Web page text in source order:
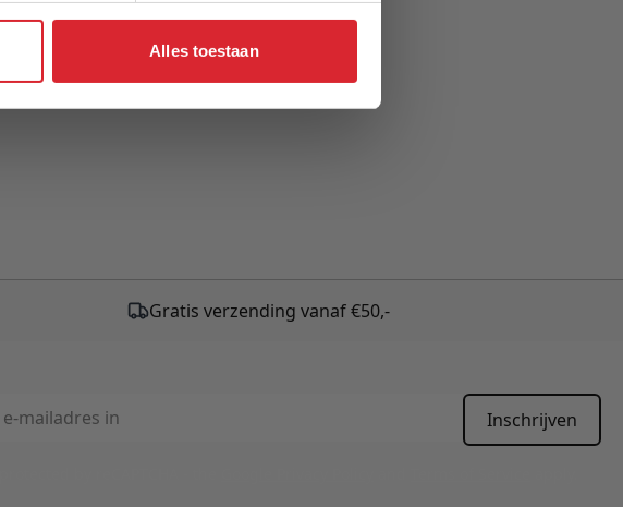
Alles toestaan
Gratis verzending vanaf €50,-
Inschrijven